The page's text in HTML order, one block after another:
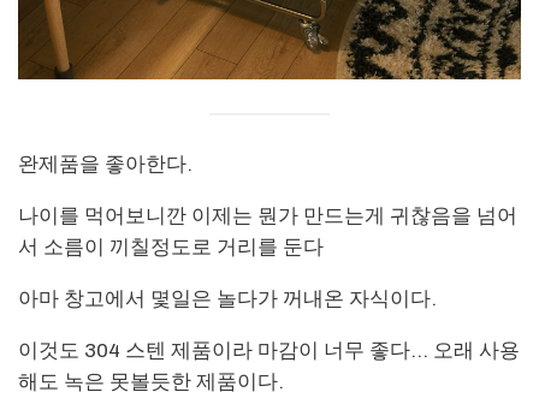
완제품을 좋아한다.
나이를 먹어보니깐 이제는 뭔가 만드는게 귀찮음을 넘어
서 소름이 끼칠정도로 거리를 둔다
아마 창고에서 몇일은 놀다가 꺼내온 자식이다.
이것도 304 스텐 제품이라 마감이 너무 좋다… 오래 사용
해도 녹은 못볼듯한 제품이다.